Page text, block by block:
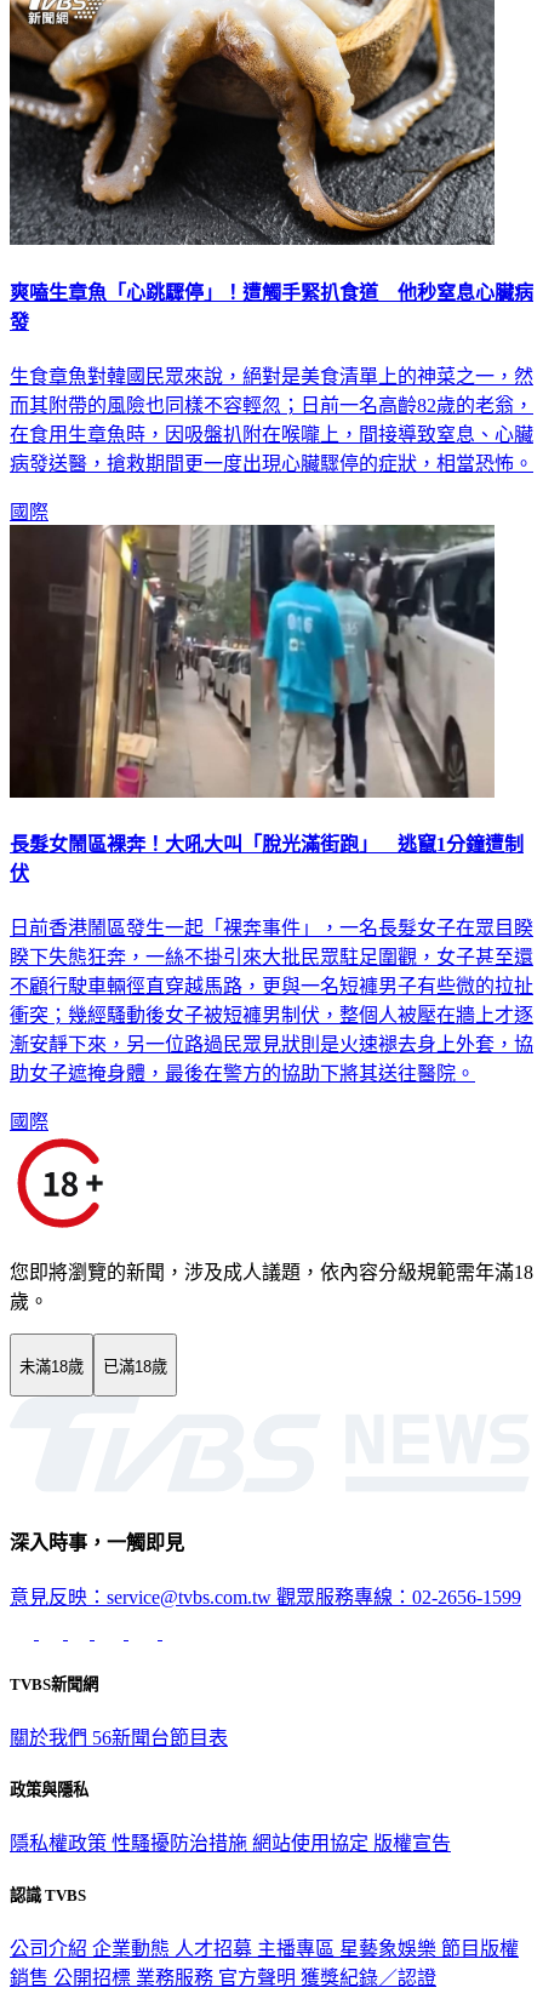
爽嗑生章魚「心跳驟停」！遭觸手緊扒食道 他秒窒息心臟病
發
生食章魚對韓國民眾來說，絕對是美食清單上的神菜之一，然
而其附帶的風險也同樣不容輕忽；日前一名高齡82歲的老翁，
在食用生章魚時，因吸盤扒附在喉嚨上，間接導致窒息、心臟
病發送醫，搶救期間更一度出現心臟驟停的症狀，相當恐怖。
國際
長髮女鬧區裸奔！大吼大叫「脫光滿街跑」 逃竄1分鐘遭制
伏
日前香港鬧區發生一起「裸奔事件」，一名長髮女子在眾目睽
睽下失態狂奔，一絲不掛引來大批民眾駐足圍觀，女子甚至還
不顧行駛車輛徑直穿越馬路，更與一名短褲男子有些微的拉扯
衝突；幾經騷動後女子被短褲男制伏，整個人被壓在牆上才逐
漸安靜下來，另一位路過民眾見狀則是火速褪去身上外套，協
助女子遮掩身體，最後在警方的協助下將其送往醫院。
國際
您即將瀏覽的新聞，涉及成人議題，依內容分級規範需年滿18
歲。
未滿18歲 已滿18歲
深入時事，一觸即見
意見反映：service@tvbs.com.tw 觀眾服務專線：02-2656-1599
TVBS新聞網
關於我們 56新聞台節目表
政策與隱私
隱私權政策 性騷擾防治措施 網站使用協定 版權宣告
認識 TVBS
公司介紹 企業動態 人才招募 主播專區 星藝象娛樂 節目版權
銷售 公開招標 業務服務 官方聲明 獲獎紀錄／認證